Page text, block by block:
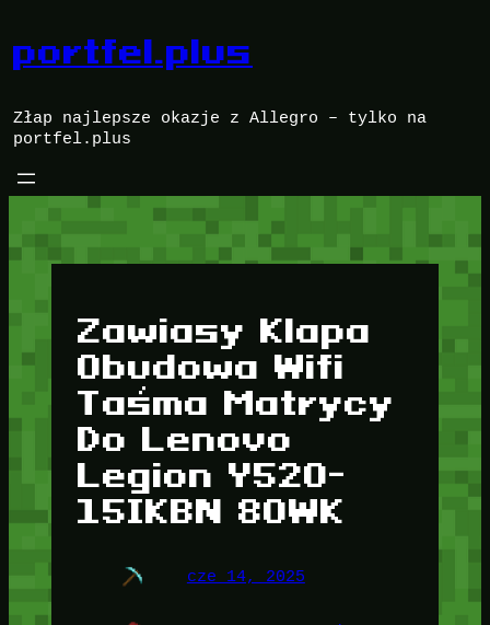
treści
portfel.plus
Złap najlepsze okazje z Allegro – tylko na
portfel.plus
Zawiasy Klapa
Obudowa Wifi
Taśma Matrycy
Do Lenovo
Legion Y520-
15IKBN 80WK
cze 14, 2025